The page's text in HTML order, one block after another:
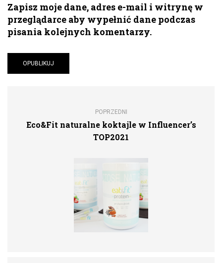
Zapisz moje dane, adres e-mail i witrynę w
przeglądarce aby wypełnić dane podczas
pisania kolejnych komentarzy.
POPRZEDNI
Eco&Fit naturalne koktajle w Influencer’s
TOP2021